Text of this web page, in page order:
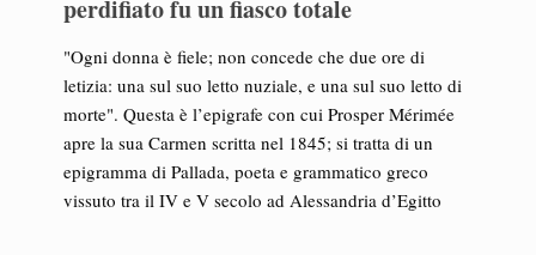
perdifiato fu un fiasco totale
"Ogni donna è fiele; non concede che due ore di
letizia: una sul suo letto nuziale, e una sul suo letto di
morte". Questa è l’epigrafe con cui Prosper Mérimée
apre la sua Carmen scritta nel 1845; si tratta di un
epigramma di Pallada, poeta e grammatico greco
vissuto tra il IV e V secolo ad Alessandria d’Egitto